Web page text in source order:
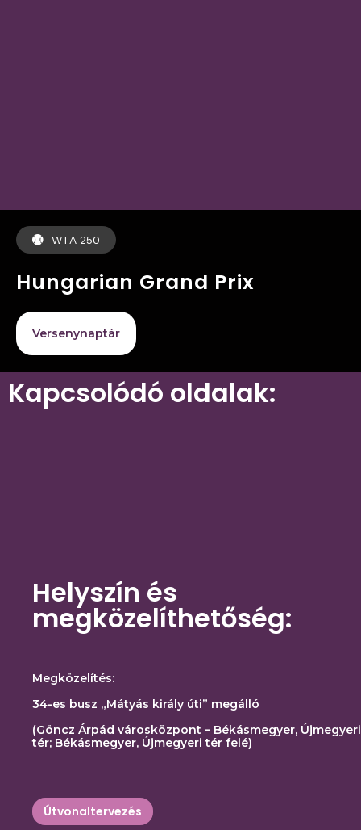
WTA 250
Hungarian Grand Prix
Versenynaptár
Kapcsolódó oldalak:
Helyszín és
megközelíthetőség:
Megközelítés:
34-es busz „Mátyás király úti” megálló
(Göncz Árpád városközpont – Békásmegyer, Újmegyeri
tér; Békásmegyer, Újmegyeri tér felé)
Útvonaltervezés